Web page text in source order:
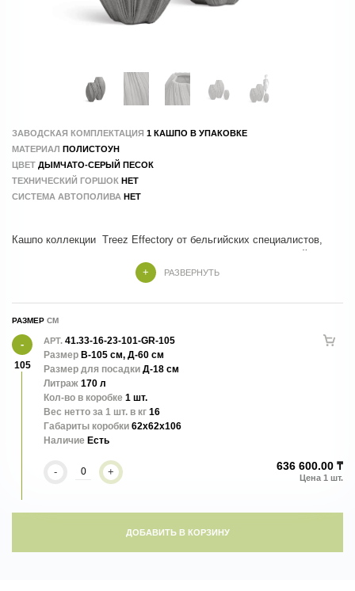
ЗАВОДСКАЯ КОМПЛЕКТАЦИЯ 1 КАШПО В УПАКОВКЕ
МАТЕРИАЛ ПОЛИСТОУН
ЦВЕТ ДЫМЧАТО-СЕРЫЙ ПЕСОК
ТЕХНИЧЕСКИЙ ГОРШОК НЕТ
СИСТЕМА АВТОПОЛИВА НЕТ
Кашпо коллекции Treez Effectory от бельгийских специалистов,
которые учли все тренды и особенности современного дизайна
Dune - кашпо, которое выглядит космически. Линии, расположенные
по всей поверхности как волны барханов
РАЗВЕРНУТЬ
РАЗМЕР
105
АРТ. 41.33-16-23-101-GR-105
Размер В-105 см, Д-60 см
Размер для посадки Д-18 см
Литраж 170 л
Кол-во в коробке 1 шт.
Вес нетто за 1 шт. в кг 16
Габариты коробки 62x62x106
Наличие Есть
- + 636 600.00 ₸
ДОБАВИТЬ В КОРЗИНУ